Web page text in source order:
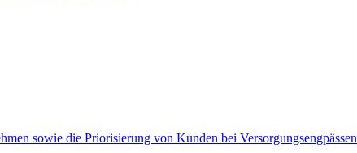
sowie die Priorisierung von Kunden bei Versorgungsengpässen